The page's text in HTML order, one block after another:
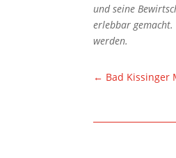
und seine
erlebbar
werden.
← Bad Kissinger